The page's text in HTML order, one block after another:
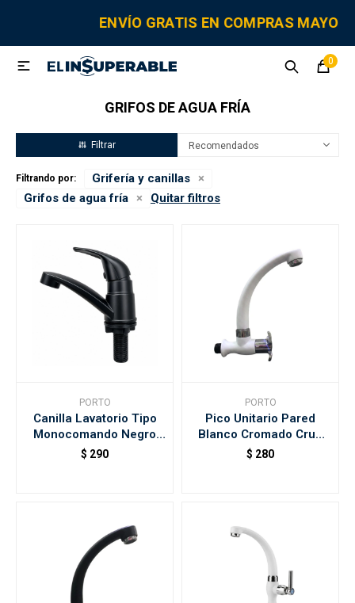
ENVÍO GRATIS EN COMPRAS
0

GRIFOS DE AGUA FRÍA
Recomendados
Filtrando por:
Grifería y canillas
Grifos de agua fría
Quitar filtros
PORTO
Canilla Lavatorio Tipo
Monocomando Negro
1/2 Porto
$ 290
PORTO
Pico Unitario Pared
Blanco Cromado Cruz
Porto
$ 280
MI CUENTA
Sanitaria Tornillería Electricidad Herramientas
Fitting
Grifería y canillas
Cisternas
Accesorios
Trabaja con nosotros
Contacto